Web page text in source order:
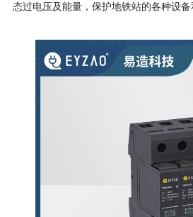
态过电压及能量，保护地铁站的各种设备